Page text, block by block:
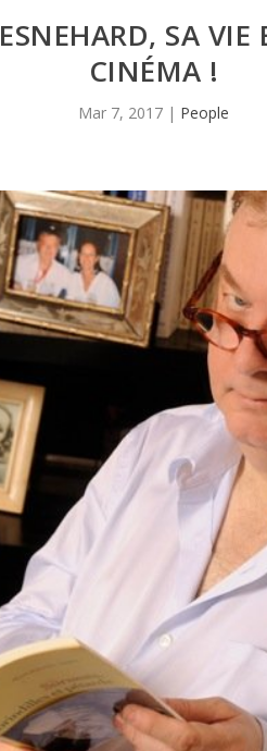
SA VIE
CINÉMA !
Mar 7, 2017 | People